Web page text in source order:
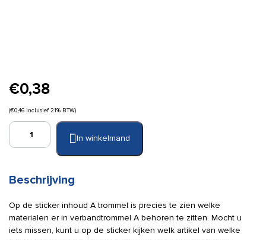
€0,38
(€0,46 inclusief 21% BTW)
Sticker
inhoud
aantal
In winkelmand
Beschrijving
Op de sticker inhoud A trommel is precies te zien welke
materialen er in verbandtrommel A behoren te zitten. Mocht u
iets missen, kunt u op de sticker kijken welk artikel van welke